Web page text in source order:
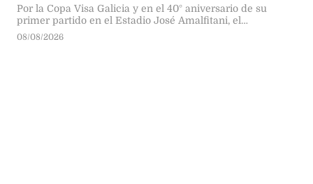
Por la Copa Visa Galicia y en el 40° aniversario de su
primer partido en el Estadio José Amalfitani, el
seleccionado argentino dio pelea ante los bicampeones
08/08/2026